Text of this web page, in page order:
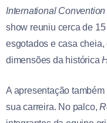
International
show reuniu cerca de
esgotados e casa
dimensões da histórica
A apresentação
sua carreira. No palco,